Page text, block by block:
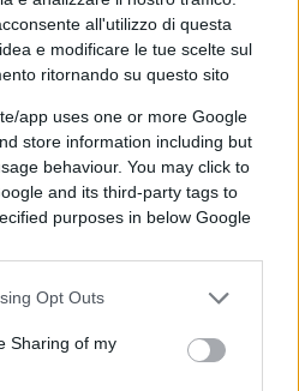
all'utilizzo di questa
e modificare le tue scelte sul
ritornando su questo sito
app uses one or more Google
store information including but
behaviour. You may click to
and its third-party tags to
purposes in below Google
Opt Outs
Sharing of my
Ricordiamo che
acquirenti dei crediti
di diligenza che
controlli chiunque non li